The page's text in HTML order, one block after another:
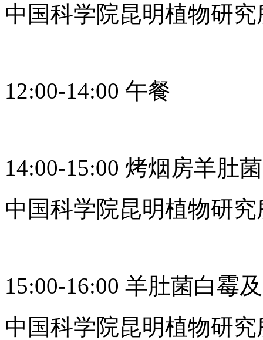
中国科学院昆明植物研
12:00-14:00 午餐
14:00-15:00 烤烟房羊肚
中国科学院昆明植物研
15:00-16:00 羊肚菌白霉
中国科学院昆明植物研